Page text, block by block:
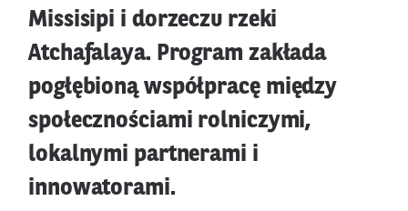
Missisipi i dorzeczu rzeki
Atchafalaya. Program zakłada
pogłębioną współpracę między
społecznościami rolniczymi,
lokalnymi partnerami i
innowatorami.